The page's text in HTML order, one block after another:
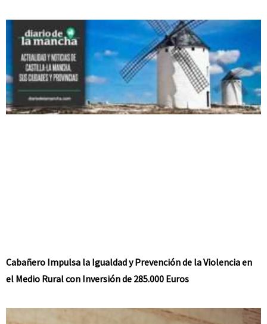
Cabañero Impulsa la Igualdad y Prevención de la Violencia en
el Medio Rural con Inversión de 285.000 Euros